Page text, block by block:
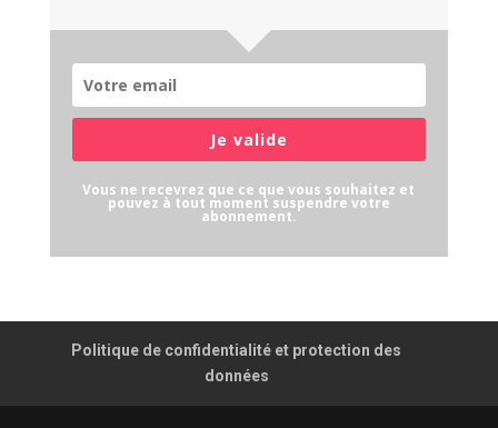
Je valide
Vous ne recevrez que ce que vous souhaitez et
pouvez à tout moment suspendre votre
abonnement.
Politique de confidentialité et protection des
données